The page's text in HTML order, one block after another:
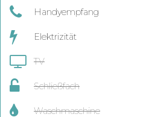
Handyempfang
Elektrizität
TV
Schließfach
Waschmaschine